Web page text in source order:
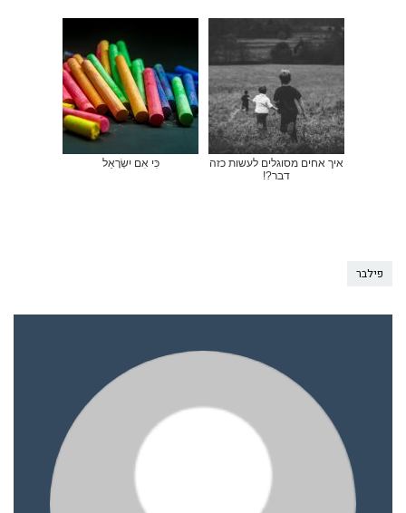
איך אחים מסוגלים לעשות כזה
דבר?!
כִּי אִם יִשְׂרָאֵל
פילבר